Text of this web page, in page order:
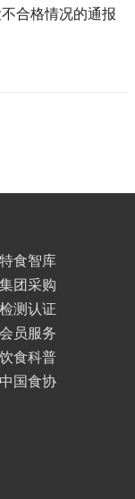
合格情况的通报
特食智库
集团采购
检测认证
会员服务
饮食科普
中国食协